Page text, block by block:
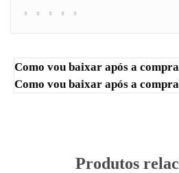
Como vou baixar após a
Como vou baixar após a
Produtos